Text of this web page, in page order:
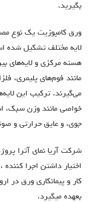
بگیرید.
ورق کامپوزیت یک نوع
لایه مختلف تشکیل شده
هسته مرکزی و لایه‌های
مانند فوم‌های پلیمری،
می‌گیرند. ترکیب این
خواصی مانند وزن سبک،
جوی، و عایق حرارتی و
شرکت آریا نمای آترا
اختیار داشتن اجرا كننده
بعهده میگیرد.